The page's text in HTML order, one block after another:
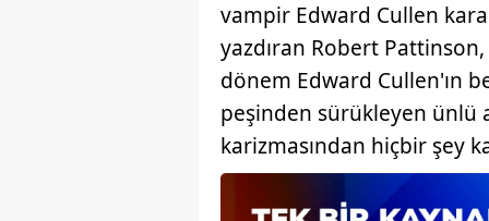
vampir Edward Cullen
yazdıran Robert
dönem Edward Cullen'ın
peşinden sürükleyen ünlü
karizmasından hiçbir şey